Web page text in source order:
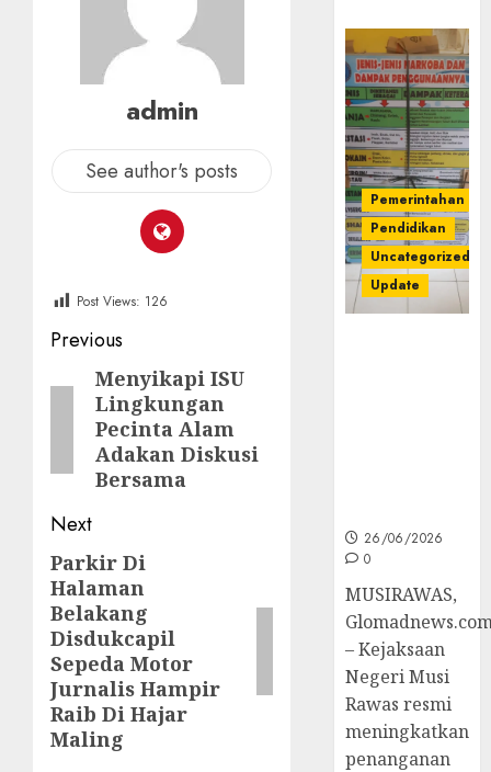
admin
See author's posts
Post Views: 126
Post
navigation
Previous
Previous
post:
Menyikapi ISU
Lingkungan
Pecinta Alam
Adakan Diskusi
Bersama
Next
Next
post:
Parkir Di
Halaman
Belakang
Disdukcapil
Sepeda Motor
Jurnalis Hampir
Raib Di Hajar
Maling
Pemerintahan
Pendidikan
Uncategorized
Update
26/06/2026
0
MUSIRAWAS,
– Kejaksaan
Negeri Musi
Rawas resmi
meningkatkan
penanganan